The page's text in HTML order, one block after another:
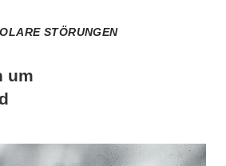
STÖRUNGEN
um